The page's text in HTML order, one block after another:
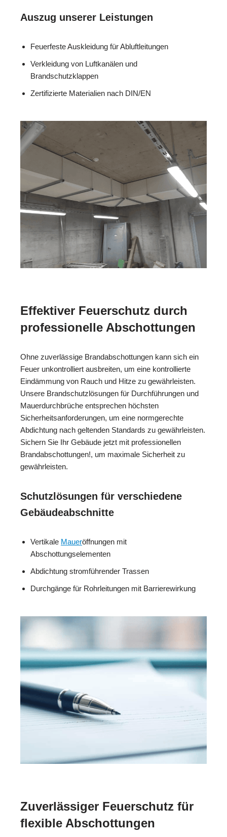
Auszug unserer Leistungen
Feuerfeste Auskleidung für Abluftleitungen
Verkleidung von Luftkanälen und
Brandschutzklappen
Zertifizierte Materialien nach DIN/EN
Effektiver Feuerschutz durch
professionelle Abschottungen
Ohne zuverlässige Brandabschottungen kann sich ein
Feuer unkontrolliert ausbreiten, um eine kontrollierte
Eindämmung von Rauch und Hitze zu gewährleisten.
Unsere Brandschutzlösungen für Durchführungen und
Mauerdurchbrüche entsprechen höchsten
Sicherheitsanforderungen, um eine normgerechte
Abdichtung nach geltenden Standards zu gewährleisten.
Sichern Sie Ihr Gebäude jetzt mit professionellen
Brandabschottungen!, um maximale Sicherheit zu
gewährleisten.
Schutzlösungen für verschiedene
Gebäudeabschnitte
Vertikale Maueröffnungen mit
Abschottungselementen
Abdichtung stromführender Trassen
Durchgänge für Rohrleitungen mit Barrierewirkung
Zuverlässiger Feuerschutz für
flexible Abschottungen